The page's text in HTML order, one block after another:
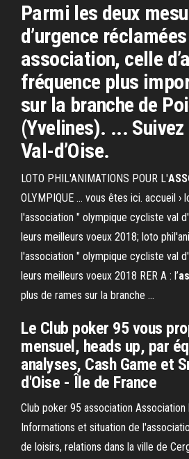
Parmi les deux
d’urgence
association, celle
fréquence plus
sur la branche de
(Yvelines). ...
Val-d’Oise.
LOTO PHIL'ANIMATIONS POUR L'
OLYMPIQUE ... vous êtes ici. accueil ›
l'association " olympique cycliste val
leurs meilleurs voeux 2018; loto
l'association " olympique cycliste val
leurs meilleurs voeux 2018 RER A : l’
plus de rames sur la branche ...
Le Club poker 95 vous
mensuel, heads up, par
analyses, Cash Game et
d'Oise - Île de France
Club poker 95 association
Informations et situation de
de loisirs, relations dans la ville de